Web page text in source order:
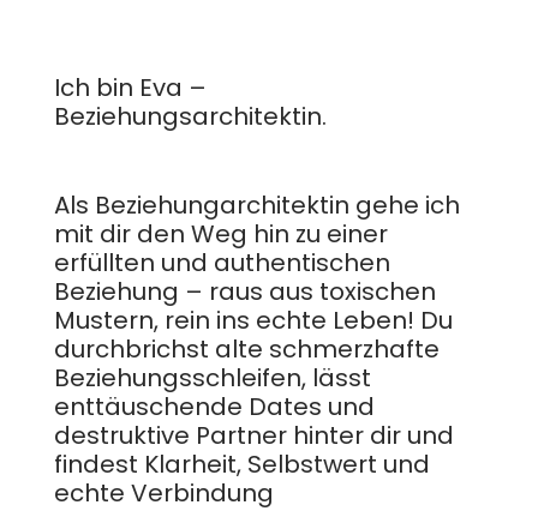
Ich bin Eva –
Beziehungsarchitektin.
Als Beziehungarchitektin gehe ich
mit dir den Weg hin zu einer
erfüllten und authentischen
Beziehung – raus aus toxischen
Mustern, rein ins echte Leben! Du
durchbrichst alte schmerzhafte
Beziehungsschleifen, lässt
enttäuschende Dates und
destruktive Partner hinter dir und
findest Klarheit, Selbstwert und
echte Verbindung